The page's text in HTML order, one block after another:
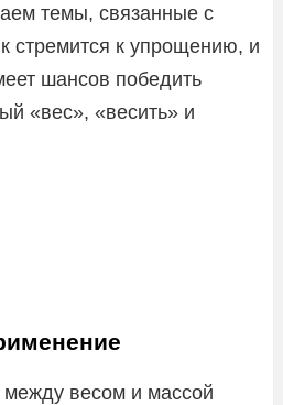
темы, связанные с
стремится к упрощению, и
шансов победить
«вес», «весить» и
весом и массой